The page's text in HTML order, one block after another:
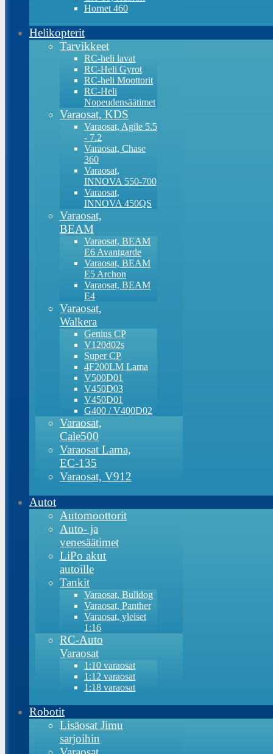
Hornet 460
Helikopterit
Tarvikkeet
RC-heli lavat
RC-Heli Gyrot
RC-heli Moottorit
RC-Heli
Nopeudensäätimet
Varaosat, KDS
Varaosat, Agile 5.5
- 7.2
Varaosat, Chase
360
Varaosat,
INNOVA 550-700
Varaosat,
INNOVA 450QS
Varaosat,
BEAM
Varaosat, BEAM
E6 Avantgarde
Varaosat, BEAM
E5 Archon
Varaosat, BEAM
E4
Varaosat,
Walkera
Genius CP
V120d02s
Super CP
4F200LM Lama
V500D01
V450D03
V450D01
G400 / V400D02
Varaosat,
Cale500
Varaosat Lama,
EC-135
Varaosat, V912
Autot
Automoottorit
Auto- ja
venesäätimet
LiPo akut
autoille
Tankit
Varaosat, Bulldog
Varaosat, Panther
Varaosat, yleiset
1:16
RC-Auto
Varaosat
1:10 varaosat
1:12 varaosat
1:18 varaosat
Robotit
Lisäosat Jimu
sarjoihin